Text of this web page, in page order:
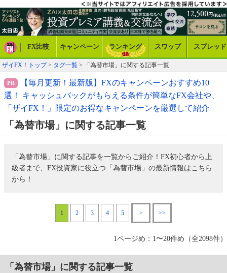
FX比較 キャンペーン ランキング スワップ スプレッド
ザイFX！トップ> タグ一覧 > 「為替市場」に関する記事一覧
【毎月更新！最新版】FXのキャンペーンおすすめ10
選！ キャッシュバックがもらえる条件が簡単なFX会社や、
「ザイFX！」限定のお得なキャンペーンを厳選して紹介
「為替市場」に関する記事一覧
「為替市場」に関する記事を一覧からご紹介！FX初心者から上
級者まで、FX投資家に役立つ「為替市場」の最新情報はこちら
から！
1 2 3 4 5 > >>
1ページめ：1〜20件め（全2098件）
「為替市場」に関する記事一覧